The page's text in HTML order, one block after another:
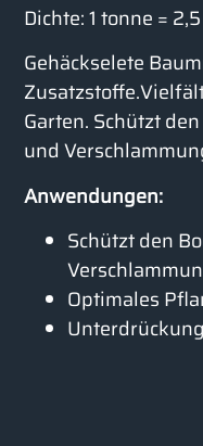
Dichte: 1 tonne =
Gehäckselete
Garten. Schützt
und
Anwendungen:
Schützt den
Optimales